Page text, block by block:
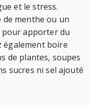
et le stress.
menthe ou un
pour apporter du
également boire
de plantes, soupes
sucres ni sel ajouté